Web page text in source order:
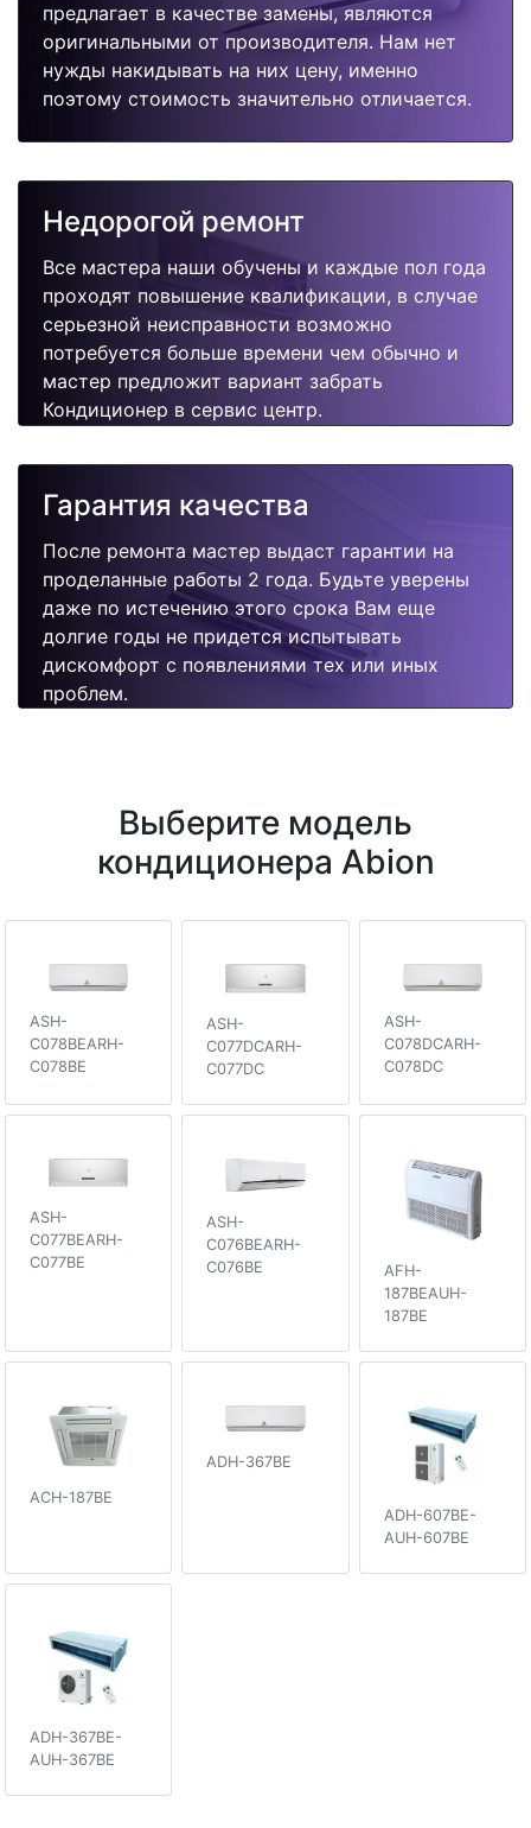
предлагает в качестве замены, являются
оригинальными от производителя. Нам нет
нужды накидывать на них цену, именно
поэтому стоимость значительно отличается.
Недорогой ремонт
Все мастера наши обучены и каждые пол года
проходят повышение квалификации, в случае
серьезной неисправности возможно
потребуется больше времени чем обычно и
мастер предложит вариант забрать
Кондиционер в сервис центр.
Гарантия качества
После ремонта мастер выдаст гарантии на
проделанные работы 2 года. Будьте уверены
даже по истечению этого срока Вам еще
долгие годы не придется испытывать
дискомфорт с появлениями тех или иных
проблем.
Выберите модель
кондиционера Abion
ASH-
C078BEARH-
C078BE
ASH-
C077DCARH-
C077DC
ASH-
C078DCARH-
C078DC
ASH-
C077BEARH-
C077BE
ASH-
C076BEARH-
C076BE
AFH-
187BEAUH-
187BE
ACH-187BE
ADH-367BE
ADH-607BE-
AUH-607BE
ADH-367BE-
AUH-367BE